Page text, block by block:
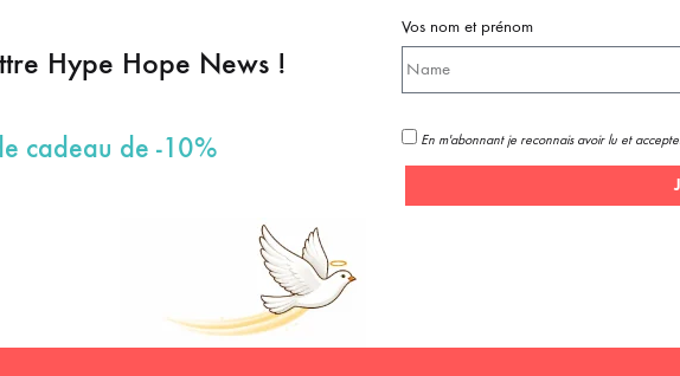
Hype Hope News !
cadeau de -10%
Vos nom et prénom
En m'abonnant je reconnais avoir lu et